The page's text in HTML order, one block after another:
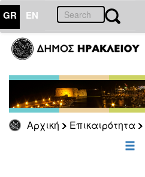
GR EN
Αρχική Επικαιρότητα
ΕΠΙΚΑΙΡΟΤΗΤΑ
Τύπου
Αρχείο